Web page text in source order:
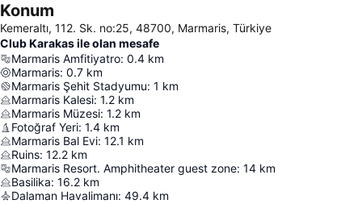
Konum
Kemeraltı, 112. Sk. no:25, 48700, Marmaris, Türkiye
Club Karakas ile olan mesafe
Marmaris Amfitiyatro: 0.4 km
Marmaris: 0.7 km
Marmaris Şehit Stadyumu: 1 km
Marmaris Kalesi: 1.2 km
Marmaris Müzesi: 1.2 km
Fotoğraf Yeri: 1.4 km
Marmaris Bal Evi: 12.1 km
Ruins: 12.2 km
Marmaris Resort. Amphitheater guest zone: 14 km
Basilika: 16.2 km
Dalaman Havalimanı: 49.4 km